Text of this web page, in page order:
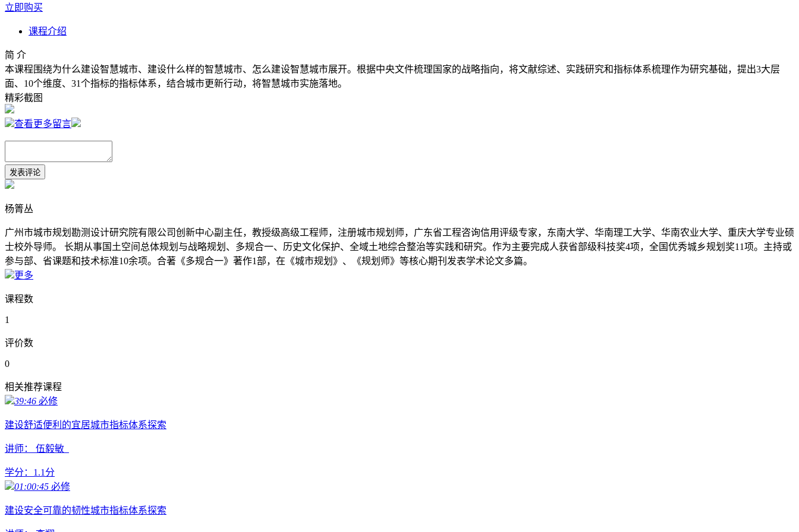
立即购买
课程介绍
简 介
本课程围绕为什么建设智慧城市、建设什么样的智慧城市、怎么建设智慧城市展开。根据中央文件梳理国家的战略指向，将文献综述、实践研究和指标体系梳理作为研究基础，提出3大层
面、10个维度、31个指标的指标体系，结合城市更新行动，将智慧城市实施落地。
精彩截图
查看更多留言
杨箐丛
广州市城市规划勘测设计研究院有限公司创新中心副主任，教授级高级工程师，注册城市规划师，广东省工程咨询信用评级专家，东南大学、华南理工大学、华南农业大学、重庆大学专业硕
士校外导师。 长期从事国土空间总体规划与战略规划、多规合一、历史文化保护、全域土地综合整治等实践和研究。作为主要完成人获省部级科技奖4项，全国优秀城乡规划奖11项。主持或
参与部、省课题和技术标准10余项。合著《多规合一》著作1部，在《城市规划》、《规划师》等核心期刊发表学术论文多篇。
更多
课程数
1
评价数
0
相关推荐课程
39:46 必修
建设舒适便利的宜居城市指标体系探索
讲师： 伍毅敏
学分： 1.1 分
01:00:45 必修
建设安全可靠的韧性城市指标体系探索